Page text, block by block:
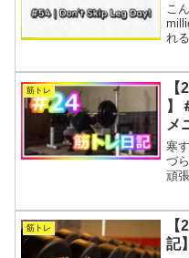
こ
れ
す
ん
筋トレ
】
メ
寒
づ
頑
筋トレ
記